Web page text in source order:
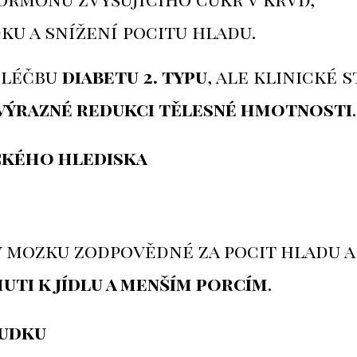
a snížení pocitu hladu.
diabetu 2. typu, ale klinické
redukci tělesné hmotnosti.
hlediska
zodpovědné za pocit hladu
k jídlu a menším porcím.